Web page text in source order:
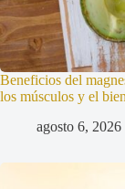
Beneficios del
los músculos y el
agosto 6, 2026